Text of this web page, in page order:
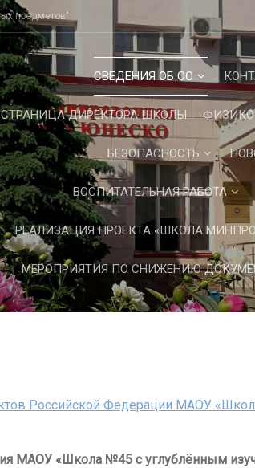
предметов"
СВЕДЕНИЯ ОБ ОО
СТРАНИЦА ДИРЕКТОРА ШКОЛЫ
БЕЗОПАСНОСТЬ
ВОСПИТАТЕЛЬНАЯ РАБОТА
РЕАЛИЗАЦИЯ ПРОЕКТА «ШКОЛА
МЕРОПРИЯТИЯ ПО СНИЖЕНИЮ
Российской Федерации МАОУ
МАОУ «Школа №45 с углублённым